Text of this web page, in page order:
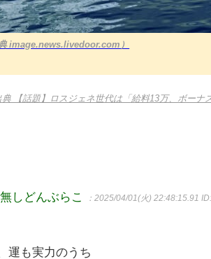
典 image.news.livedoor.com）
典 【話題】ロスジェネ世代は「給料13万、ボー
しどんぶらこ ：2025/04/01(火) 22:48:15.91
運も実力のうち